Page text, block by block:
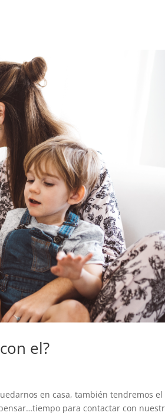
el?
en casa, también tendremos el
para contactar con